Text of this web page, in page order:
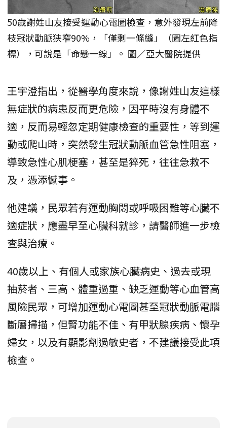
50歲謝姓山友接受運動心電圖檢查，意外發現左前降
枝冠狀動脈狹窄90%，「僅剩一條縫」（圖左紅色指
標），可說是「命懸一線」。 圖／亞大醫院提供
王宇澄指出，從醫學角度來說，像謝姓山友這樣
無症狀的病患反而更危險，因平時沒有身體不
適，反而易輕忽定期健康檢查的重要性，等到運
動或爬山時，突然發生冠狀動脈血管急性阻塞，
導致急性心肌梗塞，甚至是猝死，往往急救不
及，憑添憾事。
他建議，民眾若有運動胸悶或呼吸困難等心臟不
適症狀，應盡早至心臟科就診，請醫師進一步檢
查與治療。
40歲以上、有個人或家族心臟病史、過去或現
抽菸者、三高、體重過重、缺乏運動等心血管高
風險民眾，可增加運動心電圖甚至冠狀動脈電腦
斷層掃描，但腎功能不佳、有甲狀腺疾病、懷孕
婦女，以及有顯影劑過敏史者，不建議接受此項
檢查。